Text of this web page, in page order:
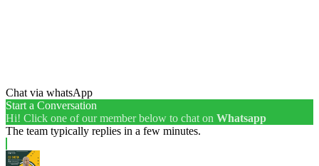
Chat via whatsApp
Start a Conversation
Hi! Click one of our member below to chat on Whatsapp
The team typically replies in a few minutes.